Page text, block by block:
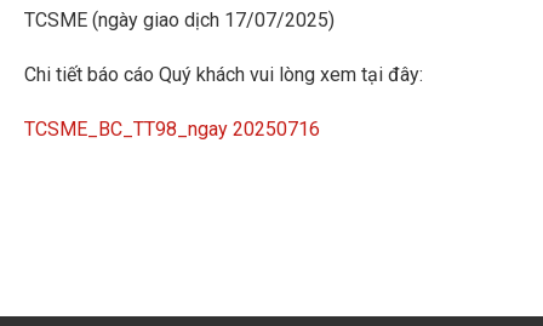
TCSME (ngày giao dịch 17/07/2025)
Chi tiết báo cáo Quý khách vui lòng xem tại đây:
TCSME_BC_TT98_ngay 20250716